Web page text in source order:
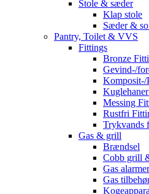
Stole & sæder
Klap stole
Sæder &
Pantry, Toilet & VVS
Fittings
Bronze
Gevind-/
Komposit-/
Messing
Rustfri
Trykvands
Gas & grill
Brændsel
Cobb grill
Gas alarmer
Gas